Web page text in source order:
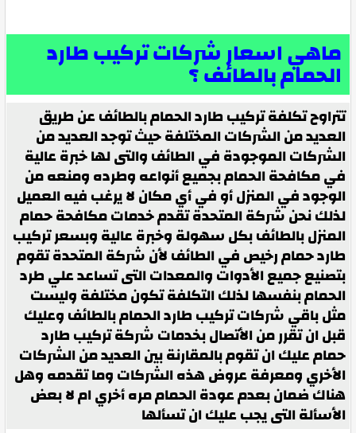
ماهي اسعار شركات تركيب طارد
الحمام بالطائف ؟
تتراوح تكلفة تركيب طارد الحمام بالطائف عن طريق
العديد من الشركات المختلفة حيث توجد العديد من
الشركات الموجودة في الطائف والتى لها خبرة عالية
في مكافحة الحمام بجميع أنواعه وطرده ومنعه من
الوجود في المنزل أو في أي مكان لا يرغب فيه العميل
لذلك نحن شركة المتحدة تقدم خدمات مكافحة حمام
المنزل بالطائف بكل سهولة وخبرة عالية وبسعر تركيب
طارد حمام رخيص في الطائف لأن شركة المتحدة تقوم
بتصنيع جميع الأدوات والمعدات التى تساعد علي طرد
الحمام بنفسها لذلك التكلفة تكون مختلفة وليست
مثل باقي شركات تركيب طارد الحمام بالطائف وعليك
قبل ان تقرر من الأتصال بخدمات شركة تركيب طارد
حمام عليك ان تقوم بالمقارنة بين العديد من الشركات
الأخري ومعرفة عروض هذه الشركات وما تقدمه وهل
هناك ضمان بعدم عودة الحمام مره أخري ام لا بعض
الأسألة التى يجب عليك ان تسألها